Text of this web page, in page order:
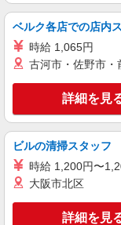
ベルク各店での店内
時給 1,065円
古河市・佐野市・
詳細を見
ビルの清掃スタッフ
時給 1,200円〜
大阪市北区
詳細を見